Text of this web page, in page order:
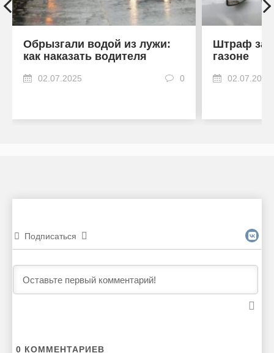
Обрызгали водой из лужи:
как наказать водителя
02.07.2025 0
Штраф за
газоне
02.07.2025
Подписаться
0 КОММЕНТАРИЕВ